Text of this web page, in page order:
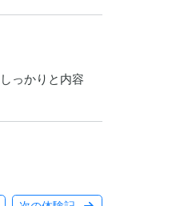
っかりと内容